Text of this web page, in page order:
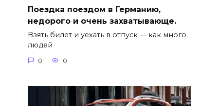
Поездка поездом в Германию,
недорого и очень захватывающе.
Взять билет и уехать в отпуск — как много
людей
0 0